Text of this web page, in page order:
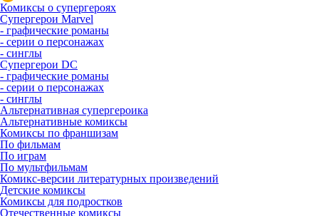
Комиксы о супергероях
Супергерои Marvel
- графические романы
- серии о персонажах
- синглы
Супергерои DC
- графические романы
- серии о персонажах
- синглы
Альтернативная супергероика
Альтернативные комиксы
Комиксы по франшизам
По фильмам
По играм
По мультфильмам
Комикс-версии литературных произведений
Детские комиксы
Комиксы для подростков
Отечественные комиксы